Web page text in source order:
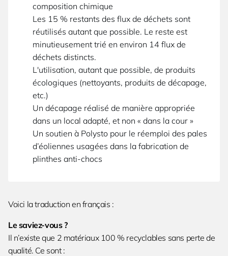
composition chimique
Les 15 % restants des flux de déchets sont
réutilisés autant que possible. Le reste est
minutieusement trié en environ 14 flux de
déchets distincts.
L'utilisation, autant que possible, de produits
écologiques (nettoyants, produits de décapage,
etc.)
Un décapage réalisé de manière appropriée
dans un local adapté, et non « dans la cour »
Un soutien à Polysto pour le réemploi des pales
d’éoliennes usagées dans la fabrication de
plinthes anti-chocs
Voici la traduction en français :
Le saviez-vous ?
Il n’existe que 2 matériaux 100 % recyclables sans perte de
qualité. Ce sont :